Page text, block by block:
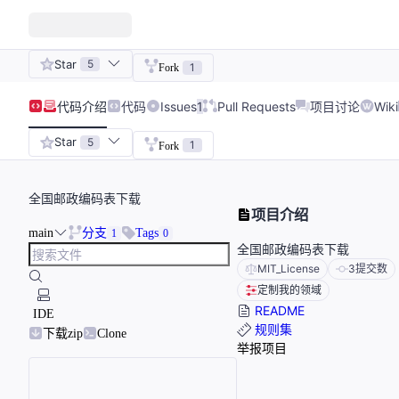
Star 5 Fork 1
代码介绍 代码 Issues1 Pull Requests 项目讨论 Wiki
Star 5 Fork 1
全国邮政编码表下载
main 分支 1 Tags 0
IDE
下载zip
Clone
项目介绍
全国邮政编码表下载
MIT_License 3提交数
定制我的领域
README
规则集
举报项目